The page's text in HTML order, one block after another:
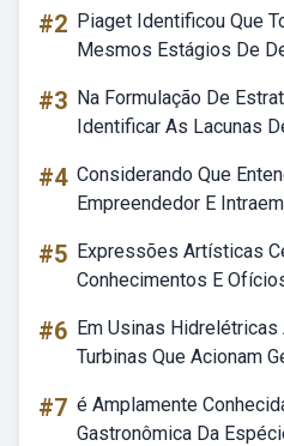
#2 Piaget Identificou Que
Mesmos Estágios De
#3 Na Formulação De
Identificar As Lacunas
#4 Considerando Que
Empreendedor E
#5 Expressões Artísticas
Conhecimentos E
#6 Em Usinas
Turbinas Que Acionam
#7 é Amplamente
Gastronômica Da